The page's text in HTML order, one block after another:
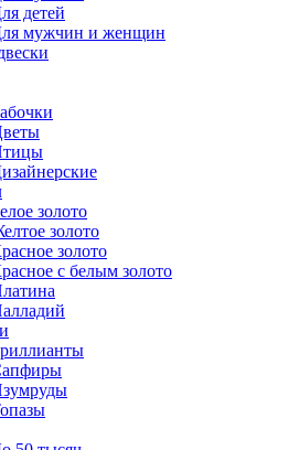
детей
мужчин и женщин
золото
золото
золото
с белым золото